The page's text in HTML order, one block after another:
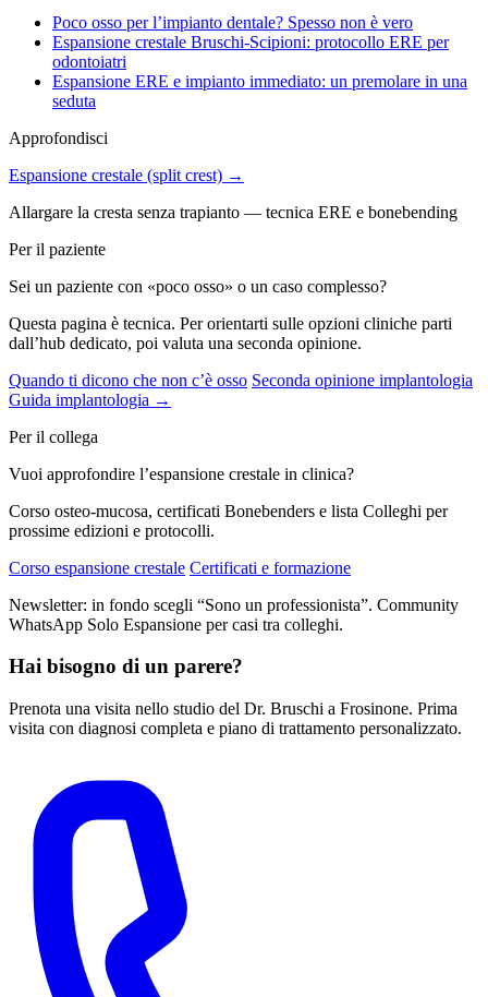
Poco osso per l’impianto dentale? Spesso non è vero
Espansione crestale Bruschi-Scipioni: protocollo ERE per
odontoiatri
Espansione ERE e impianto immediato: un premolare in una
seduta
Approfondisci
Espansione crestale (split crest) →
Allargare la cresta senza trapianto — tecnica ERE e bonebending
Per il paziente
Sei un paziente con «poco osso» o un caso complesso?
Questa pagina è tecnica. Per orientarti sulle opzioni cliniche parti
dall’hub dedicato, poi valuta una seconda opinione.
Quando ti dicono che non c’è osso Seconda opinione implantologia
Guida implantologia →
Per il collega
Vuoi approfondire l’espansione crestale in clinica?
Corso osteo-mucosa, certificati Bonebenders e lista Colleghi per
prossime edizioni e protocolli.
Corso espansione crestale Certificati e formazione
Newsletter: in fondo scegli “Sono un professionista”. Community
WhatsApp Solo Espansione per casi tra colleghi.
Hai bisogno di un parere?
Prenota una visita nello studio del Dr. Bruschi a Frosinone. Prima
visita con diagnosi completa e piano di trattamento personalizzato.